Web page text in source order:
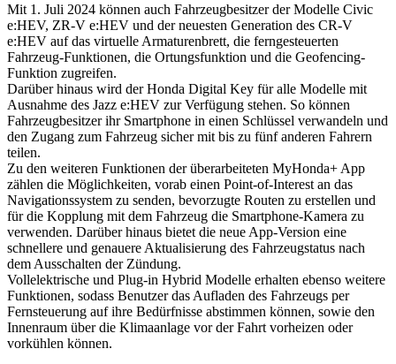
Mit 1. Juli 2024 können auch Fahrzeugbesitzer der Modelle Civic
e:HEV, ZR-V e:HEV und der neuesten Generation des CR-V
e:HEV auf das virtuelle Armaturenbrett, die ferngesteuerten
Fahrzeug-Funktionen, die Ortungsfunktion und die Geofencing-
Funktion zugreifen.
Darüber hinaus wird der Honda Digital Key für alle Modelle mit
Ausnahme des Jazz e:HEV zur Verfügung stehen. So können
Fahrzeugbesitzer ihr Smartphone in einen Schlüssel verwandeln und
den Zugang zum Fahrzeug sicher mit bis zu fünf anderen Fahrern
teilen.
Zu den weiteren Funktionen der überarbeiteten MyHonda+ App
zählen die Möglichkeiten, vorab einen Point-of-Interest an das
Navigationssystem zu senden, bevorzugte Routen zu erstellen und
für die Kopplung mit dem Fahrzeug die Smartphone-Kamera zu
verwenden. Darüber hinaus bietet die neue App-Version eine
schnellere und genauere Aktualisierung des Fahrzeugstatus nach
dem Ausschalten der Zündung.
Vollelektrische und Plug-in Hybrid Modelle erhalten ebenso weitere
Funktionen, sodass Benutzer das Aufladen des Fahrzeugs per
Fernsteuerung auf ihre Bedürfnisse abstimmen können, sowie den
Innenraum über die Klimaanlage vor der Fahrt vorheizen oder
vorkühlen können.